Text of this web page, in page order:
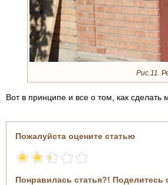
Рис.11.
Вот в принципе и все о том, как
Пожалуйста оцените статью
Понравилась статья?! Поделитесь